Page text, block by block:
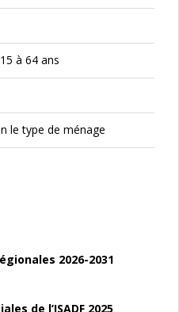
à 64 ans
le type de ménage
2026-2031
de l’ISADF 2025